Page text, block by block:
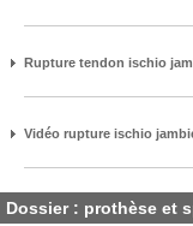
Rupture tendon ischio
Vidéo rupture ischio
Dossier : prothèse et